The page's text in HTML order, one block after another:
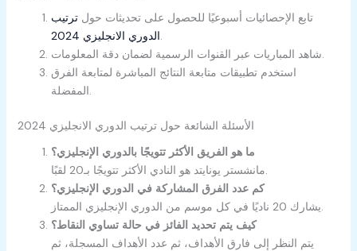
تابع الإحصائيات أسبوعيًا للحصول على تحديثات حولترتيب
الدوري الانجليزي 2024.
شاهد المباريات عبر القنوات الرسمية لضمان دقة المعلومات.
استخدم تطبيقات متابعة النتائج المباشرة لمتابعة الفرق
المفضلة.
الأسئلة الشائعة حول ترتيب الدوري الانجليزي 2024
ما هو الفريق الأكثر تتويجًا بالدوري الإنجليزي؟
مانشستر يونايتد هو النادي الأكثر تتويجًا بـ20 لقبًا.
كم عدد الفرق المشاركة في الدوري الإنجليزي؟
يشارك 20 ناديًا في كل موسم من الدوري الإنجليزي الممتاز.
كيف يتم تحديد الفائز في حالة تساوي النقاط؟
يتم النظر إلى فارق الأهداف، ثم عدد الأهداف المسجلة، ثم